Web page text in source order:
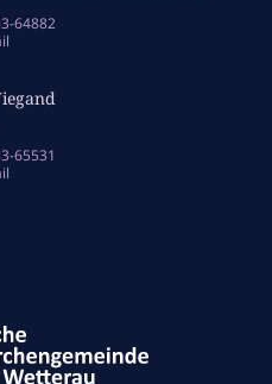
64882
65531